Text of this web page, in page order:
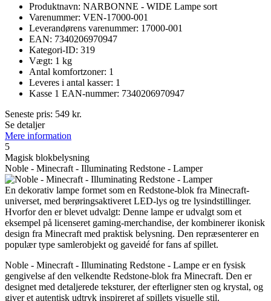
Produktnavn: NARBONNE - WIDE Lampe sort
Varenummer: VEN-17000-001
Leverandørens varenummer: 17000-001
EAN: 7340206970947
Kategori-ID: 319
Vægt: 1 kg
Antal komfortzoner: 1
Leveres i antal kasser: 1
Kasse 1 EAN-nummer: 7340206970947
Seneste pris: 549 kr.
Se detaljer
Mere information
5
Magisk blokbelysning
Noble - Minecraft - Illuminating Redstone - Lamper
En dekorativ lampe formet som en Redstone-blok fra Minecraft-
universet, med berøringsaktiveret LED-lys og tre lysindstillinger.
Hvorfor den er blevet udvalgt: Denne lampe er udvalgt som et
eksempel på licenseret gaming-merchandise, der kombinerer ikonisk
design fra Minecraft med praktisk belysning. Den repræsenterer en
populær type samlerobjekt og gaveidé for fans af spillet.
Noble - Minecraft - Illuminating Redstone - Lampe er en fysisk
gengivelse af den velkendte Redstone-blok fra Minecraft. Den er
designet med detaljerede teksturer, der efterligner sten og krystal, og
giver et autentisk udtryk inspireret af spillets visuelle stil.